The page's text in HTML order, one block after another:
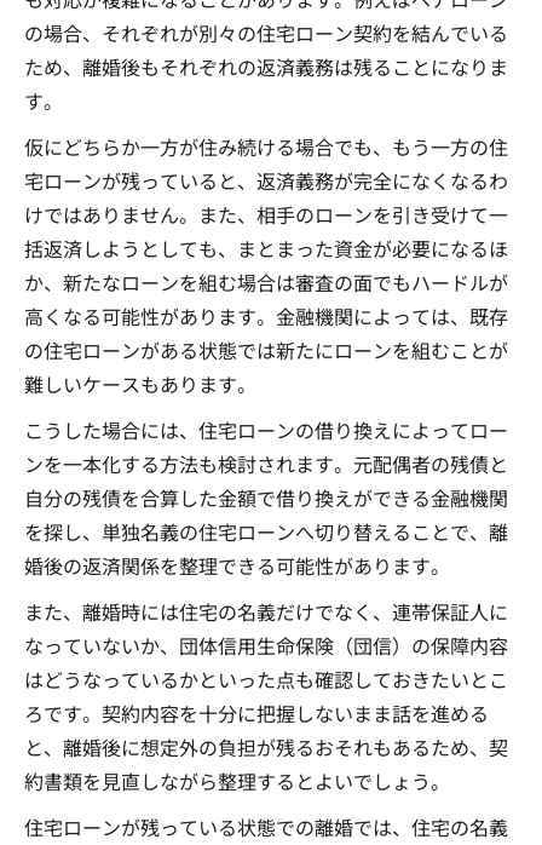
の場合、それぞれが別々の住宅ローン契約を結んでいる
ため、離婚後もそれぞれの返済義務は残ることになりま
す。
仮にどちらか一方が住み続ける場合でも、もう一方の住
宅ローンが残っていると、返済義務が完全になくなるわ
けではありません。また、相手のローンを引き受けて一
括返済しようとしても、まとまった資金が必要になるほ
か、新たなローンを組む場合は審査の面でもハードルが
高くなる可能性があります。金融機関によっては、既存
の住宅ローンがある状態では新たにローンを組むことが
難しいケースもあります。
こうした場合には、住宅ローンの借り換えによってロー
ンを一本化する方法も検討されます。元配偶者の残債と
自分の残債を合算した金額で借り換えができる金融機関
を探し、単独名義の住宅ローンへ切り替えることで、離
婚後の返済関係を整理できる可能性があります。
また、離婚時には住宅の名義だけでなく、連帯保証人に
なっていないか、団体信用生命保険（団信）の保障内容
はどうなっているかといった点も確認しておきたいとこ
ろです。契約内容を十分に把握しないまま話を進める
と、離婚後に想定外の負担が残るおそれもあるため、契
約書類を見直しながら整理するとよいでしょう。
住宅ローンが残っている状態での離婚では、住宅の名義